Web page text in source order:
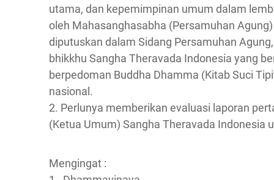
utama, dan kepemimpinan umum dalam
oleh Mahasanghasabha (Persamuhan
diputuskan dalam Sidang Persamuhan
bhikkhu Sangha Theravada Indonesia yang
berpedoman Buddha Dhamma (Kitab Suci
nasional.
2. Perlunya memberikan evaluasi laporan
(Ketua Umum) Sangha Theravada Indonesia
Mengingat :